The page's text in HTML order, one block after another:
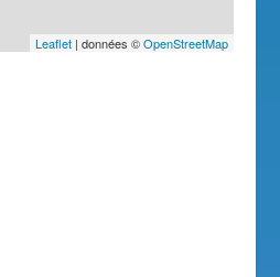
Leaflet| données ©OpenStreetMap